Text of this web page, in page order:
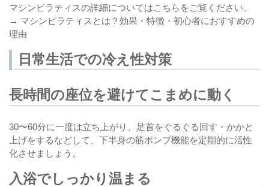
マシンピラティスの詳細についてはこちらをご覧ください。
→ マシンピラティスとは？効果・特徴・初心者におすすめの
理由
日常生活での冷え性対策
長時間の座位を避けてこまめに動く
30〜60分に一度は立ち上がり、足首をぐるぐる回す・かかと
上げをするなどして、下半身の筋ポンプ機能を定期的に活性
化させましょう。
入浴でしっかり温まる